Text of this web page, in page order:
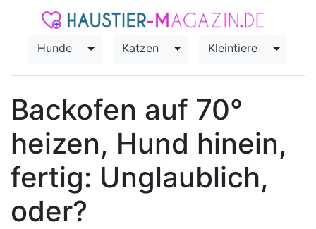
Hunde Toggle Dropdown
Katzen Toggle Dropdown
Kleintiere Toggle
Backofen auf 70°
heizen, Hund hinein,
fertig: Unglaublich,
oder?